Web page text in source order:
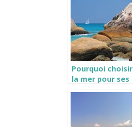
Pourquoi choisir
la mer pour ses